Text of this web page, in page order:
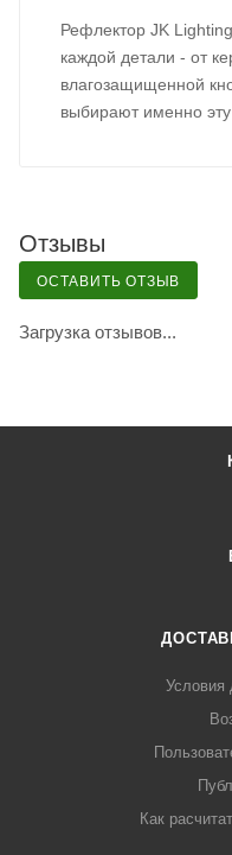
Рефлектор JK
каждой детали - от
влагозащищенной
выбирают именно
Отзывы
ОСТАВИТЬ ОТЗЫВ
Загрузка отзывов...
Условия
Как